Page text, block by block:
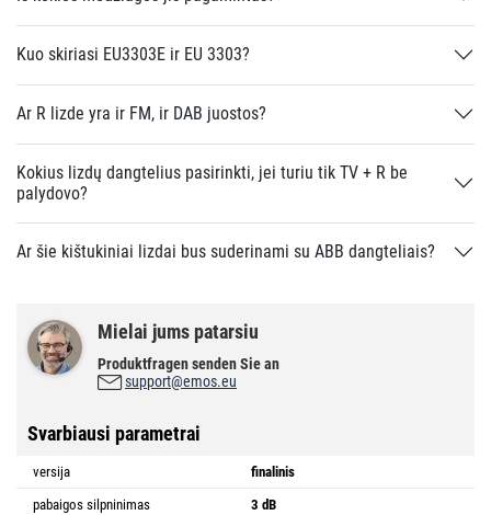
Kuo skiriasi EU3303E ir EU 3303?
Ar R lizde yra ir FM, ir DAB juostos?
Kokius lizdų dangtelius pasirinkti, jei turiu tik TV + R be
palydovo?
Ar šie kištukiniai lizdai bus suderinami su ABB dangteliais?
Mielai jums patarsiu
Produktfragen senden Sie an
support@emos.eu
Svarbiausi parametrai
versija
finalinis
pabaigos silpninimas
3 dB